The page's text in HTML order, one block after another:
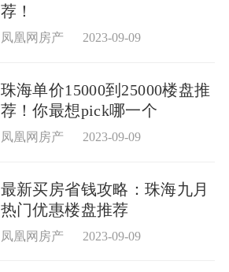
荐！
凤凰网房产 2023-09-09
珠海单价15000到25000楼盘推
荐！你最想pick哪一个
凤凰网房产 2023-09-09
最新买房省钱攻略：珠海九月
热门优惠楼盘推荐
凤凰网房产 2023-09-09